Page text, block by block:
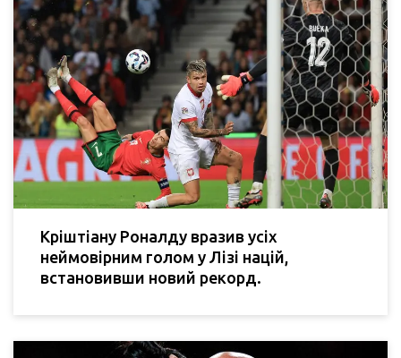
Кріштіану Роналду вразив усіх
неймовірним голом у Лізі націй,
встановивши новий рекорд.